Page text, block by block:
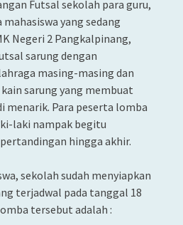
Futsal sekolah para guru,
yang sedang
Negeri 2 Pangkalpinang,
sarung dengan
masing-masing dan
sarung yang membuat
menarik. Para peserta lomba
laki nampak begitu
hingga akhir.
sekolah sudah menyiapkan
terjadwal pada tanggal 18
tersebut adalah :